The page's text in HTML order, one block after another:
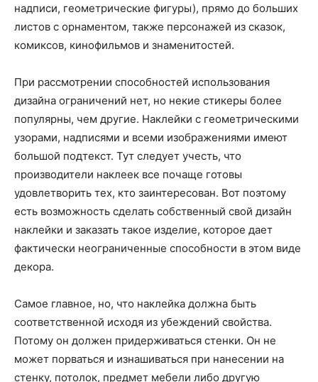
надписи, геометрические фигуры), прямо до больших
листов с орнаментом, также персонажей из сказок,
комиксов, кинофильмов и знаменитостей.
При рассмотрении способностей использования
дизайна ограничений нет, но некие стикеры более
популярны, чем другие. Наклейки с геометрическими
узорами, надписями и всеми изображениями имеют
большой подтекст. Тут следует учесть, что
производители наклеек все почаще готовы
удовлетворить тех, кто заинтересован. Вот поэтому
есть возможность сделать собственный свой дизайн
наклейки и заказать такое изделие, которое дает
фактически неограниченные способности в этом виде
декора.
Самое главное, но, что наклейка должна быть
соответственной исходя из убеждений свойства.
Потому он должен придерживаться стенки. Он не
может порваться и изнашиваться при нанесении на
стенку, потолок, предмет мебели либо другую